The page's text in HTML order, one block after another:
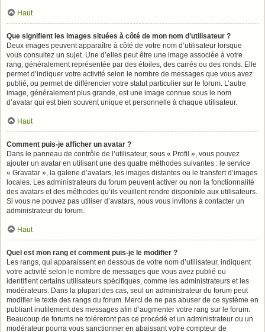
Haut
Que signifient les images situées à côté de mon nom d’utilisateur ?
Deux images peuvent apparaître à côté de votre nom d’utilisateur lorsque
vous consultez un sujet. Une d’elles peut être une image associée à votre
rang, généralement représentée par des étoiles, des carrés ou des ronds. Elle
permet d’indiquer votre activité selon le nombre de messages que vous avez
publié, ou permet de différencier votre statut particulier sur le forum. L’autre
image, généralement plus grande, est une image connue sous le nom
d’avatar qui est bien souvent unique et personnelle à chaque utilisateur.
Haut
Comment puis-je afficher un avatar ?
Dans le panneau de contrôle de l’utilisateur, sous « Profil », vous pouvez
ajouter un avatar en utilisant une des quatre méthodes suivantes : le service
« Gravatar », la galerie d’avatars, les images distantes ou le transfert d’images
locales. Les administrateurs du forum peuvent activer ou non la fonctionnalité
des avatars et des méthodes qu’ils veuillent rendre disponible aux utilisateurs.
Si vous ne pouvez pas utiliser d’avatars, nous vous invitons à contacter un
administrateur du forum.
Haut
Quel est mon rang et comment puis-je le modifier ?
Les rangs, qui apparaissent en dessous de votre nom d’utilisateur, indiquent
votre activité selon le nombre de messages que vous avez publié ou
identifient certains utilisateurs spécifiques, comme les administrateurs et les
modérateurs. Dans la plupart des cas, seul un administrateur du forum peut
modifier le texte des rangs du forum. Merci de ne pas abuser de ce système en
publiant inutilement des messages afin d’augmenter votre rang sur le forum.
Beaucoup de forums ne toléreront pas ce procédé et un administrateur ou un
modérateur pourra vous sanctionner en abaissant votre compteur de